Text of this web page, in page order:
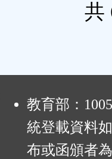
共
教育部：
統登載資料
布或函頒者為